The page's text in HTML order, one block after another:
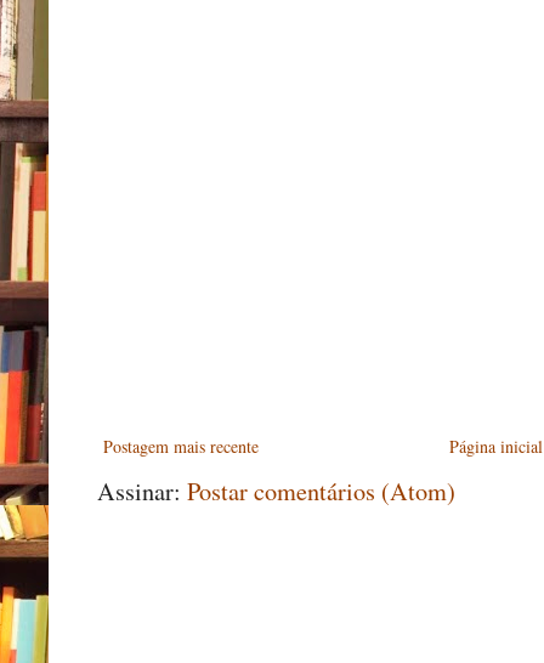
Postagem mais recente Página inicial
Assinar: Postar comentários (Atom)